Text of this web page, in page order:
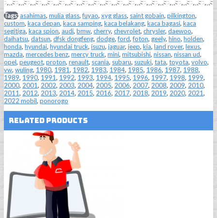
Tags:asahimas, mulia glass,fuyao, xyg glass, saint gobain, pilkington,
custom, kaca depan, kaca samping, kaca belakang, kaca bagasi, kaca
segitiga, kaca spion, audi, bmw, cherry, chevrolet, chrysler, daewoo,
daihatsu, datsun, dfsk dongfeng, dodge,ford,foton, geely, hino, holden,
honda, hyundai, hyundai truck, isuzu, jaguar, jeep, kia, land rover, lexus,
mazda, mercedes benz, mercy truck, mini, mitsubishi, nissan, nissan ud,
opel, peugeot, proton, renault, scania, subaru, suzuki, tata, toyota, volvo,
vw, wuling, 1980, 1981, 1982, 1983, 1984, 1985, 1986, 1987, 1988,
1989, 1990, 1991, 1992, 1993, 1994, 1995, 1996, 1997, 1998, 1999,
2000, 2001, 2002, 2003, 2004, 2005, 2006, 2007, 2008, 2009, 2010,
2011, 2012, 2013, 2014, 2015, 2016, 2017, 2018, 2019, 2020, 2021,
2022 mobil, ponorogo
Related Products